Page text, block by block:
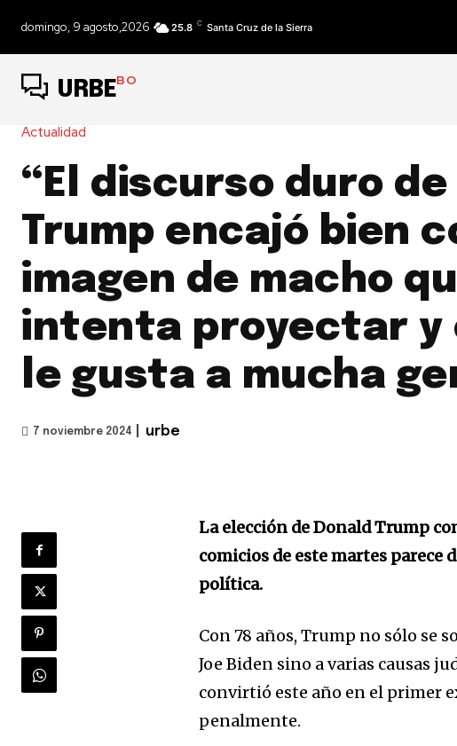
domingo, 9 agosto,2026 25.8 C Santa Cruz de la Sierra
URBEBO
Actualidad
“El discurso duro de
Trump encajó bien
imagen de macho
intenta proyectar y
le gusta a mucha
7 noviembre 2024 urbe
La elección de Donald Trump
comicios de este martes parece
política.
Con 78 años, Trump no sólo se
Joe Biden sino a varias causas
convirtió este año en el primer
penalmente.